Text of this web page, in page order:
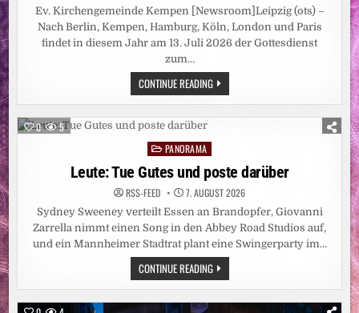
Ev. Kirchengemeinde Kempen [Newsroom]Leipzig (ots) –
Nach Berlin, Kempen, Hamburg, Köln, London und Paris
findet in diesem Jahr am 13. Juli 2026 der Gottesdienst
zum…
CONTINUE READINGFRIEDENSGEBET
FÜR
LIU
XIAOBO
/
„LIU
XIAOBOS
HUMAN
RIGHTS
AWARD“
WIRD
ERSTMALIG
IN
LEIPZIG
VERLIEHEN
0 5
Posted
in
PANORAMA
Leute: Tue Gutes und poste darüber
RSS-FEED 7. AUGUST 2026
Sydney Sweeney verteilt Essen an Brandopfer, Giovanni
Zarrella nimmt einen Song in den Abbey Road Studios auf,
und ein Mannheimer Stadtrat plant eine Swingerparty im…
CONTINUE READINGLEUTE:
TUE
GUTES
UND